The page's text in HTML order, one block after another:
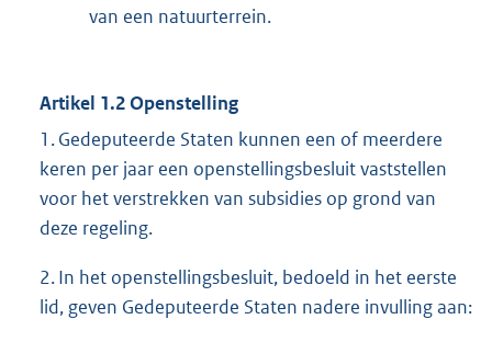
van een natuurterrein.
Artikel 1.2 Openstelling
1. Gedeputeerde Staten kunnen een of meerdere
keren per jaar een openstellingsbesluit vaststellen
voor het verstrekken van subsidies op grond van
deze regeling.
2. In het openstellingsbesluit, bedoeld in het eerste
lid, geven Gedeputeerde Staten nadere invulling aan: